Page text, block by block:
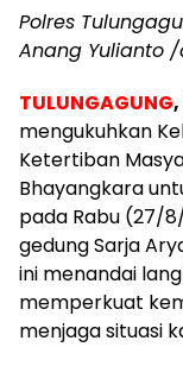
Polres
Anang Yulianto
TULUNGAGUNG
mengukuhkan
Ketertiban
Bhayangkara
pada Rabu (27/
gedung Sarja
ini menandai
memperkuat
menjaga situasi